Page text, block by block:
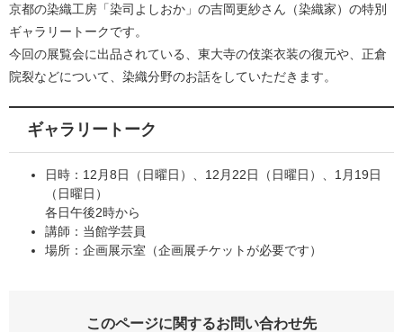
京都の染織工房「染司よしおか」の吉岡更紗さん（染織家）の特別
ギャラリートークです。
今回の展覧会に出品されている、東大寺の伎楽衣装の復元や、正倉
院裂などについて、染織分野のお話をしていただきます。
ギャラリートーク
日時：12月8日（日曜日）、12月22日（日曜日）、1月19日
（日曜日）
各日午後2時から
講師：当館学芸員
場所：企画展示室（企画展チケットが必要です）
このページに関するお問い合わせ先